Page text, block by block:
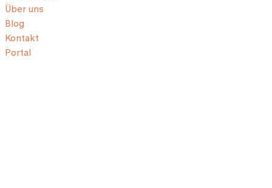
Über uns
Blog
Kontakt
Portal